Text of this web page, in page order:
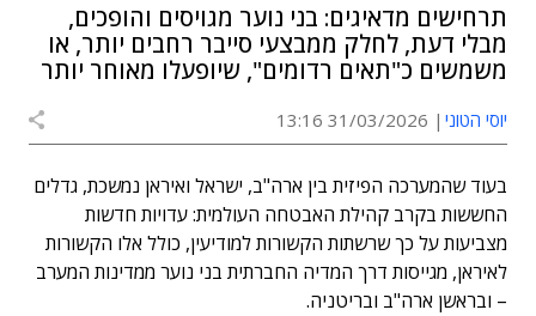
תרחישים מדאיגים: בני נוער מגויסים והופכים,
מבלי דעת, לחלק ממבצעי סייבר רחבים יותר, או
משמשים כ"תאים רדומים", שיופעלו מאוחר יותר
יוסי הטוני 31/03/2026 13:16
בעוד שהמערכה הפיזית בין ארה"ב, ישראל ואיראן נמשכת, גדלים
החששות בקרב קהילת האבטחה העולמית: עדויות חדשות
מצביעות על כך שרשתות הקשורות למודיעין, כולל אלו הקשורות
לאיראן, מגייסות דרך המדיה החברתית בני נוער ממדינות המערב
– ובראשן ארה"ב ובריטניה.